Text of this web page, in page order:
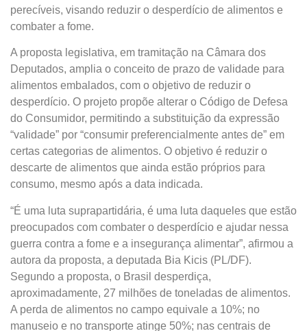
perecíveis, visando reduzir o desperdício de alimentos e
combater a fome.
A proposta legislativa, em tramitação na Câmara dos
Deputados, amplia o conceito de prazo de validade para
alimentos embalados, com o objetivo de reduzir o
desperdício. O projeto propõe alterar o Código de Defesa
do Consumidor, permitindo a substituição da expressão
“validade” por “consumir preferencialmente antes de” em
certas categorias de alimentos. O objetivo é reduzir o
descarte de alimentos que ainda estão próprios para
consumo, mesmo após a data indicada.
“É uma luta suprapartidária, é uma luta daqueles que estão
preocupados com combater o desperdício e ajudar nessa
guerra contra a fome e a insegurança alimentar”, afirmou a
autora da proposta, a deputada Bia Kicis (PL/DF).
Segundo a proposta, o Brasil desperdiça,
aproximadamente, 27 milhões de toneladas de alimentos.
A perda de alimentos no campo equivale a 10%; no
manuseio e no transporte atinge 50%; nas centrais de